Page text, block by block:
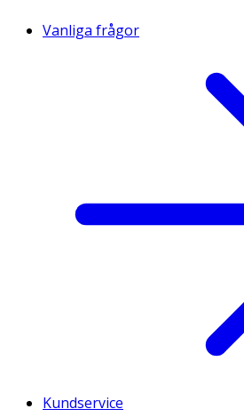
Vanliga frågor
Kundservice